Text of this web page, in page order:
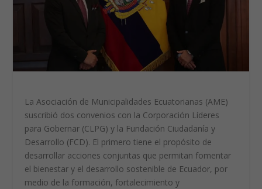
La Asociación de Municipalidades Ecuatorianas (AME)
suscribió dos convenios con la Corporación Líderes
para Gobernar (CLPG) y la Fundación Ciudadanía y
Desarrollo (FCD). El primero tiene el propósito de
desarrollar acciones conjuntas que permitan fomentar
el bienestar y el desarrollo sostenible de Ecuador, por
medio de la formación, fortalecimiento y